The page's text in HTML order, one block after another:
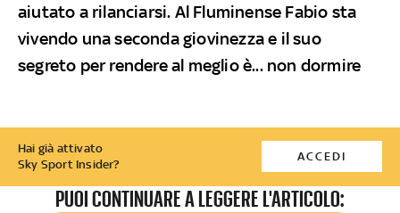
aiutato a rilanciarsi. Al Fluminense Fabio sta
vivendo una seconda giovinezza e il suo
segreto per rendere al meglio è... non dormire
Hai già attivato
Sky Sport Insider?
ACCEDI
PUOI CONTINUARE A LEGGERE L'ARTICOLO: